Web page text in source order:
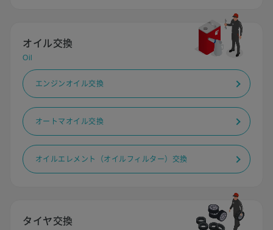
オイル交換
Oil
エンジンオイル交換
オートマオイル交換
オイルエレメント（オイルフィルター）交換
タイヤ交換